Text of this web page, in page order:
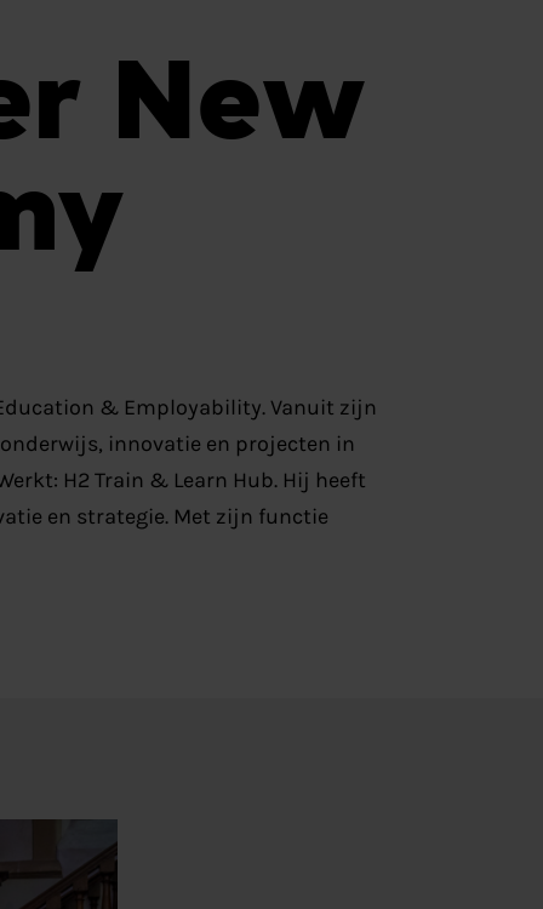
New
& Employability.Vanuit zijn
onderwijs, innovatie en projecten in
H2 Train & Learn Hub. Hij heeft
en strategie. Met zijn functie